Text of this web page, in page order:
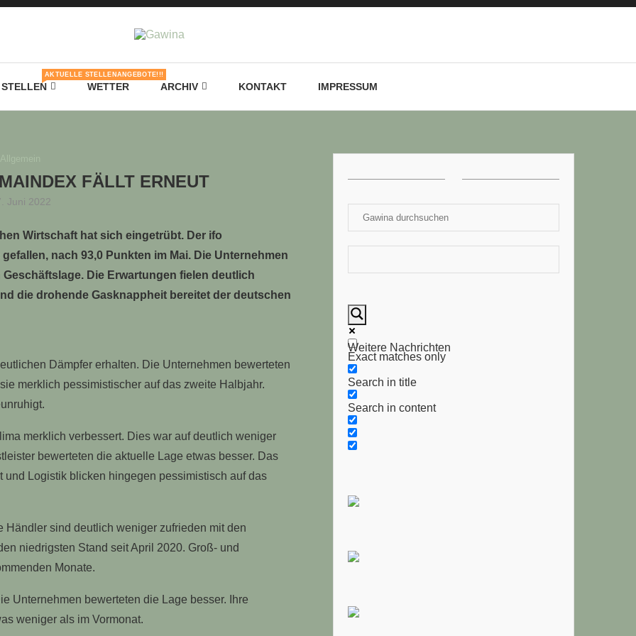
STELLEN
AKTUELLE STELLENANGEBOTE!!!
WETTER ARCHIV KONTAKT IMPRESSUM
FÄLLT ERNEUT
Juni 2022
Wirtschaft hat sich eingetrübt. Der ifo
nach 93,0 Punkten im Mai. Die Unternehmen
Die Erwartungen fielen deutlich
die drohende Gasknappheit bereitet der deutschen
Dämpfer erhalten. Die Unternehmen bewerteten
merklich pessimistischer auf das zweite Halbjahr.
merklich verbessert. Dies war auf deutlich weniger
bewerteten die aktuelle Lage etwas besser. Das
und Logistik blicken hingegen pessimistisch auf das
Händler sind deutlich weniger zufrieden mit den
niedrigsten Stand seit April 2020. Groß- und
Monate.
Unternehmen bewerteten die Lage besser. Ihre
weniger als im Vormonat.
Weitere Nachrichten
Exact matches only
Search in title
Search in content